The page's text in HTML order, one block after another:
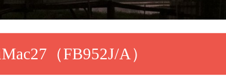
（FB952J/A）